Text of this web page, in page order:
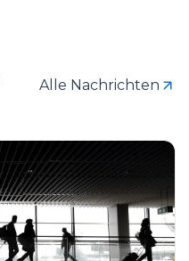
Alle Nachrichten